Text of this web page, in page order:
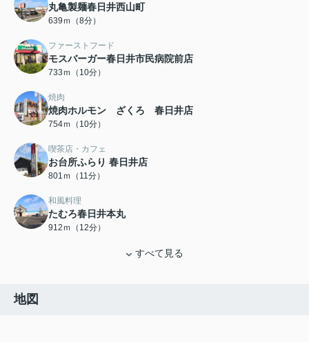
丸亀製麺春日井西山町
639ｍ（8分）
ファーストフード
モスバーガー春日井市民病院前店
733ｍ（10分）
焼肉
焼肉ホルモン ざくろ 春日井店
754ｍ（10分）
喫茶店・カフェ
お台所ふらり 春日井店
801ｍ（11分）
和風料理
たむろ春日井本丸
912ｍ（12分）
すべて見る
地図